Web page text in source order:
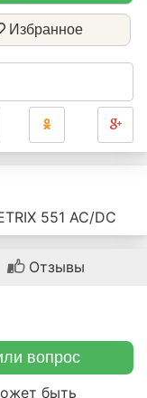
Избранное
551 AC/DC
Отзывы
вопрос
быть